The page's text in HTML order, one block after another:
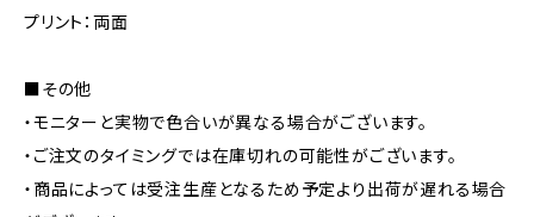
プリント：両面
■その他
・モニターと実物で色合いが異なる場合がございます。
・ご注文のタイミングでは在庫切れの可能性がございます。
・商品によっては受注生産となるため予定より出荷が遅れる場合